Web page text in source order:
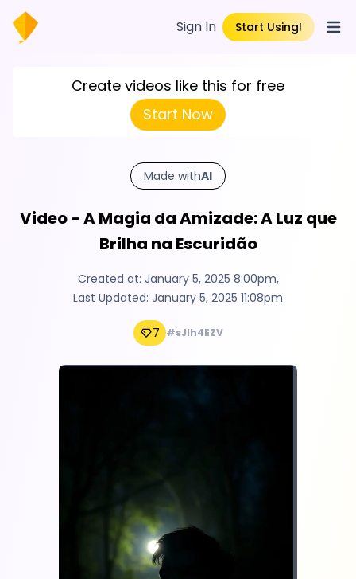
Sign In Start Using!
Create videos like this for free
Start Now
Made withAI
Video - A Magia da Amizade: A Luz que
Brilha na Escuridão
Created at: January 5, 2025 8:00pm,
Last Updated: January 5, 2025 11:08pm
7 #sJIh4EZV